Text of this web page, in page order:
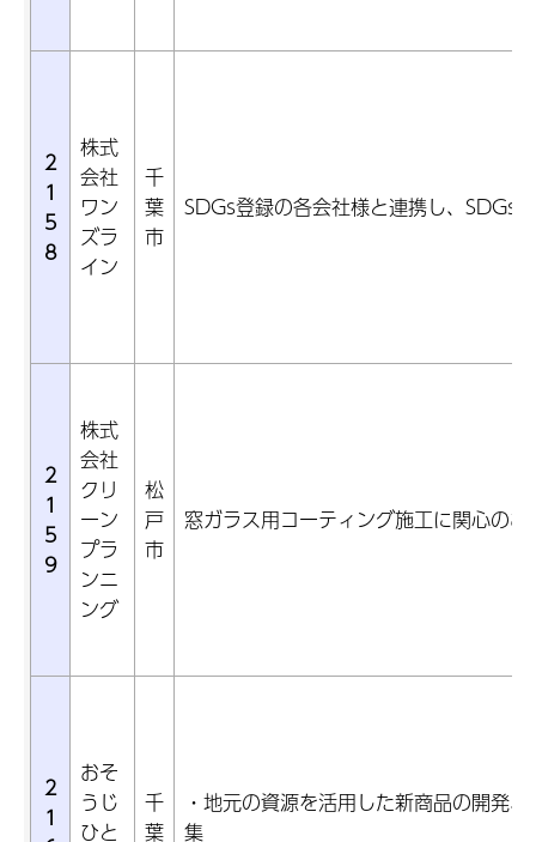
2
1
5
8
株式
会社
ワン
ズラ
イン
千
葉
市
SDGs登録の各会社様と連携し、SDGs
2
1
5
9
株式
会社
クリ
ーン
プラ
ンニ
ング
松
戸
市
窓ガラス用コーティング施工に関心の
2
1
おそ
うじ
ひと
千
葉
・地元の資源を活用した新商品の開発
集